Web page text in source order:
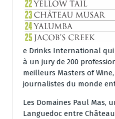
e Drinks International​
à un jury de 200
meilleurs Masters of
journalistes du monde
Les Domaines Paul Mas,
Languedoc entre